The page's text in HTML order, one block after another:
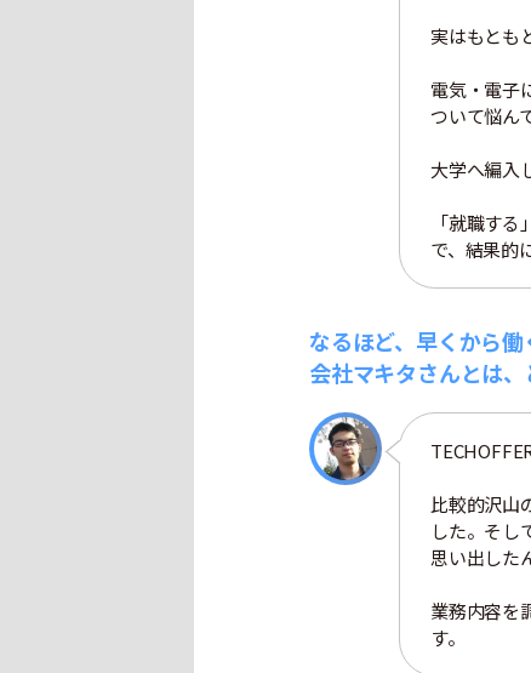
実はもとも
電気・電子
ついて悩ん
大学へ編入
「就職す
で、結果的
なるほど、早くから
会社マキタさんとは
比較的沢山
した。そし
思い出した
業務内容を
す。